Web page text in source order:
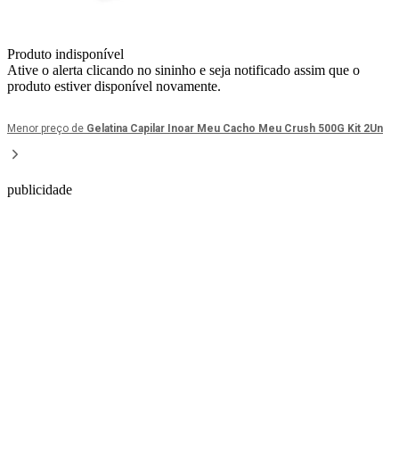
Produto indisponível
Ative o alerta clicando no sininho e seja notificado assim que o
produto estiver disponível novamente.
Menor preço de Gelatina Capilar Inoar Meu Cacho Meu Crush 500G Kit 2Un
publicidade